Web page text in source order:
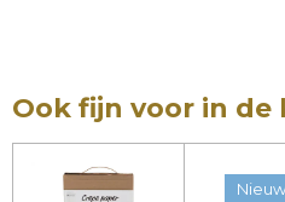
Ook fijn voor in